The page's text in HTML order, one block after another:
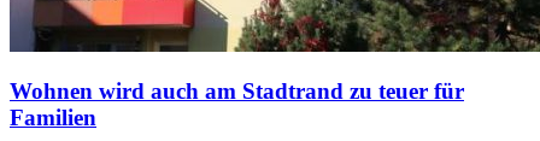
Wohnen wird auch am Stadtrand zu teuer für
Familien